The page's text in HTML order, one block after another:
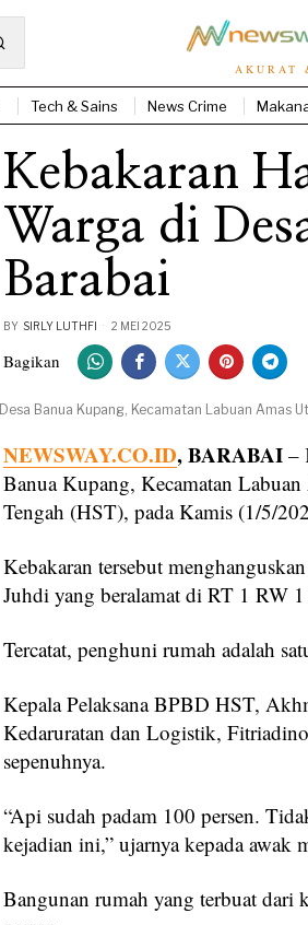
AKURAT
Tech & Sains News Crime
Kebakaran
Warga di
Barabai
BY SIRLY LUTHFI 2 MEI 2025
Bagikan
Banua Kupang, Kecamatan Labuan Amas
NEWSWAY.CO.ID, BARABAI –
Banua Kupang, Kecamatan
Tengah (HST), pada Kamis (1/5/
Kebakaran tersebut
Juhdi yang beralamat di RT 1 RW 1
Tercatat, penghuni rumah adalah
Kepala Pelaksana BPBD HST,
Kedaruratan dan Logistik,
sepenuhnya.
“Api sudah padam 100 persen.
kejadian ini,” ujarnya kepada awak
Bangunan rumah yang terbuat dari